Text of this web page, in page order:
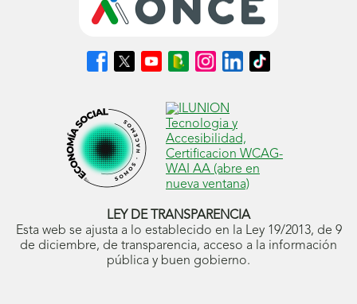
Síguenos
en
abrirá
en
ventana
nueva)
Síguenos
en
abrirá
en
ventana
nueva)
Síguenos
en
abrirá
en
ventana
nueva)
Síguenos
en
Blog
ONCE
(se
abrirá
en
ventana
nueva)
Síguenos
en
(se
abrirá
en
ventana
nueva)
Síguenos
en
(se
abrirá
en
ventana
nueva)
Síguenos
en
ventana
nueva)
LEY DE TRANSPARENCIA
Esta web se ajusta a lo establecido en la Ley 19/2013, de 9
de diciembre, de transparencia, acceso a la información
pública y buen gobierno.